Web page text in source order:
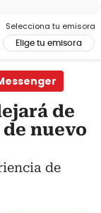
Selecciona tu emisora
Elige tu emisora
de
nuevo
de